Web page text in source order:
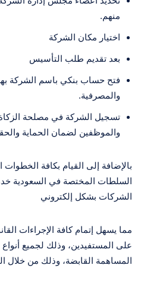
منهم.
اختيار مكان الشركة
بعد تقديم طلب التأسيس
فتح حساب بنكي باسم الشركة
والمصرفية.
تسجيل الشركة في مصلحة الزكاة
والموظفين لضمان الحماية
بالإضافة إلى القيام بكافة
السلطات المختصة في السعودية
الشركات بشكل إلكتروني
مما يسهل إتمام كافة الإجراءات
على المستفيدين، وذلك لجميع
المساهمة القابضة، وذلك من خلال